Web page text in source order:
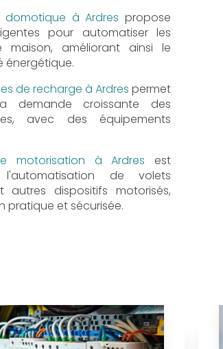
domotique à Ardres propose
pour automatiser les
maison, améliorant ainsi le
de recharge à Ardres permet
croissante des
avec des équipements
motorisation à Ardres est
de volets
autres dispositifs motorisés,
pratique et sécurisée.